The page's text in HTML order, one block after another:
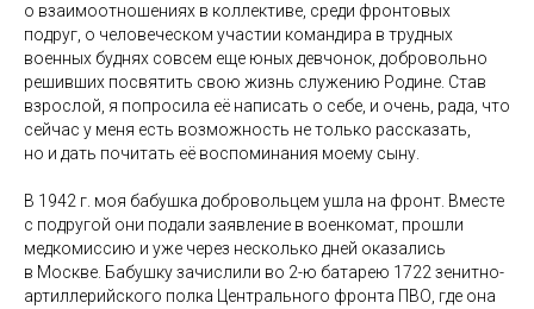
о взаимоотношениях в коллективе, среди фронтовых
подруг, о человеческом участии командира в трудных
военных буднях совсем еще юных девчонок, добровольно
решивших посвятить свою жизнь служению Родине. Став
взрослой, я попросила её написать о себе, и очень, рада, что
сейчас у меня есть возможность не только рассказать,
но и дать почитать её воспоминания моему сыну.
В 1942 г. моя бабушка добровольцем ушла на фронт. Вместе
с подругой они подали заявление в военкомат, прошли
медкомиссию и уже через несколько дней оказались
в Москве. Бабушку зачислили во 2-ю батарею 1722 зенитно-
артиллерийского полка Центрального фронта ПВО, где она